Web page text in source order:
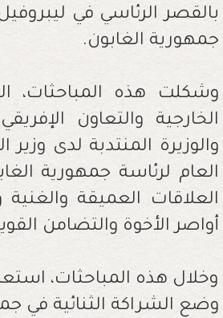
بالقصر الرئاسي في
جمهورية الغابون.
وشكلت هذه المباحثات،
الخارجية والتعاون
والوزيرة المنتدبة لدى وزير
العام لرئاسة جمهورية
العلاقات العميقة والغنية
أواصر الأخوة والتضامن
وخلال هذه المباحثات،
وضع الشراكة الثنائية في